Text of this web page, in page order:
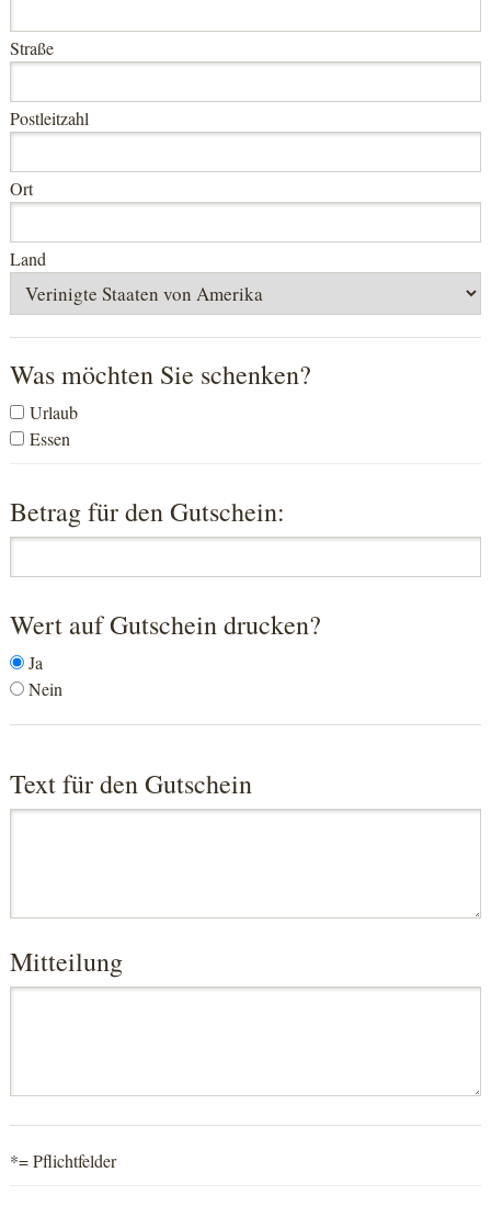
Straße
Postleitzahl
Ort
Land
Was möchten Sie schenken?
Urlaub
Essen
Betrag für den Gutschein:
Wert auf Gutschein drucken?
Ja
Nein
Text für den Gutschein
Mitteilung
*= Pflichtfelder